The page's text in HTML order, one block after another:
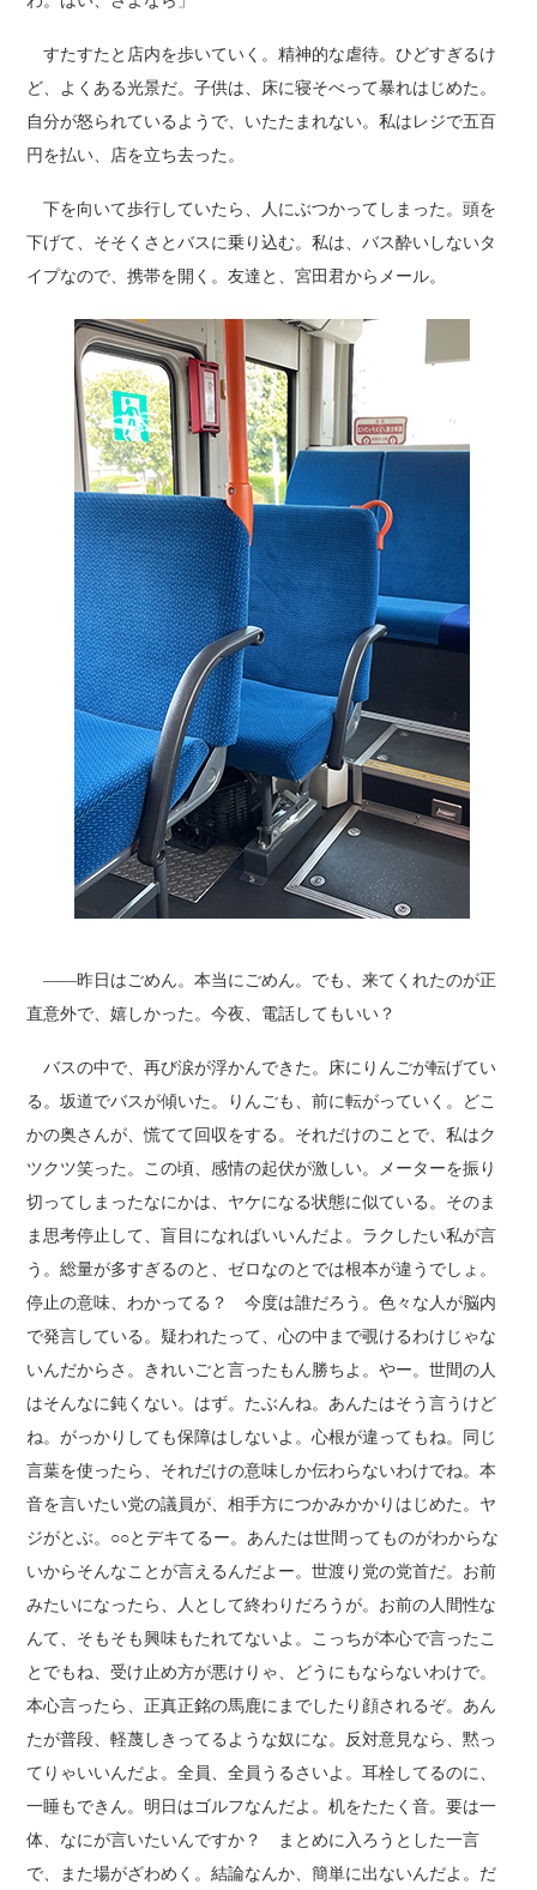
すたすたと店内を歩いていく。精神的な虐待。ひどすぎるけ
ど、よくある光景だ。子供は、床に寝そべって暴れはじめた。
自分が怒られているようで、いたたまれない。私はレジで五百
円を払い、店を立ち去った。
下を向いて歩行していたら、人にぶつかってしまった。頭を
下げて、そそくさとバスに乗り込む。私は、バス酔いしないタ
イプなので、携帯を開く。友達と、宮田君からメール。
――昨日はごめん。本当にごめん。でも、来てくれたのが正
直意外で、嬉しかった。今夜、電話してもいい？
バスの中で、再び涙が浮かんできた。床にりんごが転げてい
る。坂道でバスが傾いた。りんごも、前に転がっていく。どこ
かの奥さんが、慌てて回収をする。それだけのことで、私はク
ツクツ笑った。この頃、感情の起伏が激しい。メーターを振り
切ってしまったなにかは、ヤケになる状態に似ている。そのま
ま思考停止して、盲目になればいいんだよ。ラクしたい私が言
う。総量が多すぎるのと、ゼロなのとでは根本が違うでしょ。
停止の意味、わかってる？ 今度は誰だろう。色々な人が脳内
で発言している。疑われたって、心の中まで覗けるわけじゃな
いんだからさ。きれいごと言ったもん勝ちよ。やー。世間の人
はそんなに鈍くない。はず。たぶんね。あんたはそう言うけど
ね。がっかりしても保障はしないよ。心根が違ってもね。同じ
言葉を使ったら、それだけの意味しか伝わらないわけでね。本
音を言いたい党の議員が、相手方につかみかかりはじめた。ヤ
ジがとぶ。○○とデキてるー。あんたは世間ってものがわからな
いからそんなことが言えるんだよー。世渡り党の党首だ。お前
みたいになったら、人として終わりだろうが。お前の人間性な
んて、そもそも興味もたれてないよ。こっちが本心で言ったこ
とでもね、受け止め方が悪けりゃ、どうにもならないわけで。
本心言ったら、正真正銘の馬鹿にまでしたり顔されるぞ。あん
たが普段、軽蔑しきってるような奴にな。反対意見なら、黙っ
てりゃいいんだよ。全員、全員うるさいよ。耳栓してるのに、
一睡もできん。明日はゴルフなんだよ。机をたたく音。要は一
体、なにが言いたいんですか？ まとめに入ろうとした一言
で、また場がざわめく。結論なんか、簡単に出ないんだよ。だ